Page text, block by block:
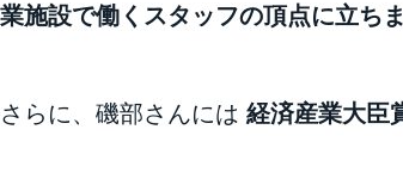
業施設で働くスタッフの頂点に立ちま
さらに、磯部さんには 経済産業大臣